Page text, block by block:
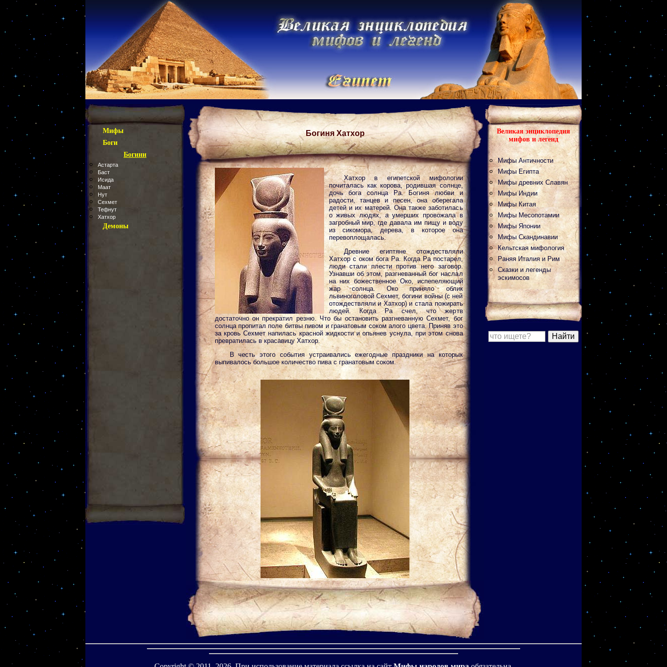
Мифы
Боги
Богини
Астарта
Баст
Исида
Маат
Нут
Сехмет
Тефнут
Хатхор
Демоны
Богиня Хатхор
Хатхор в египетской мифологии
почиталась как корова, родившая солнце,
дочь бога солнца Ра. Богиня любви и
радости, танцев и песен, она оберегала
детей и их матерей. Она также заботилась
о живых людях, а умерших провожала в
загробный мир, где давала им пищу и воду
из сикомора, дерева, в которое она
перевоплощалась.
Древние египтяне отождествляли
Хатхор с оком бога Ра. Когда Ра постарел,
люди стали плести против него заговор.
Узнавши об этом, разгневанный бог наслал
на них божественное Око, испепеляющий
жар солнца. Око приняло облик
львиноголовой Сехмет, богини войны (с ней
отождествляли и Хатхор) и стала пожирать
людей. Когда Ра счел, что жертв
достаточно он прекратил резню. Что бы остановить разгневанную Сехмет, бог
солнца пропитал поле битвы пивом и гранатовым соком алого цвета. Приняв это
за кровь Сехмет напилась красной жидкости и опьянев уснула, при этом снова
превратилась в красавицу Хатхор.
В честь этого события устраивались ежегодные праздники на которых
выпивалось большое количество пива с гранатовым соком.
Великая энциклопедия
мифов и легенд
Мифы Античности
Мифы Египта
Мифы древних Славян
Мифы Индии
Мифы Китая
Мифы Месопотамии
Мифы Японии
Мифы Скандинавии
Кельтская мифология
Раняя Италия и Рим
Сказки и легенды
эскимосов